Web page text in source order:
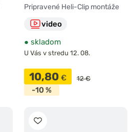
Pripravené Heli-Clip montáže
video
● skladom
U Vás v stredu 12. 08.
10,80 € 12 €
-10 %